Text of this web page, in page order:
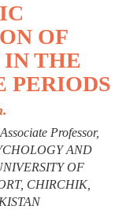
OF
THE
PERIODS
Professor,
AND
OF
CHIRCHIK,